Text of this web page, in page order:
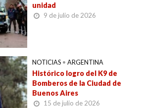
unidad
9 de julio de 2026
NOTICIAS • ARGENTINA
Histórico logro del K9 de
Bomberos de la Ciudad de
Buenos Aires
15 de julio de 2026